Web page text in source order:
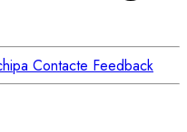
Contacte Feedback